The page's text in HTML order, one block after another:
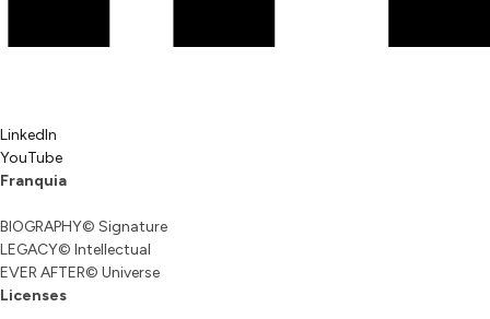
LinkedIn
YouTube
Franquia
BIOGRAPHY© Signature
LEGACY© Intellectual
EVER AFTER© Universe
Licenses